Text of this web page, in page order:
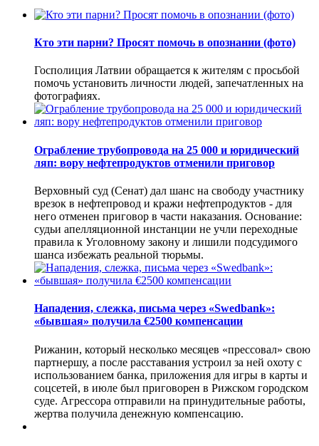
Кто эти парни? Просят помочь в опознании (фото)
Госполиция Латвии обращается к жителям с просьбой
помочь установить личности людей, запечатленных на
фотографиях.
Ограбление трубопровода на 25 000 и юридический
ляп: вору нефтепродуктов отменили приговор
Верховный суд (Сенат) дал шанс на свободу участнику
врезок в нефтепровод и кражи нефтепродуктов - для
него отменен приговор в части наказания. Основание:
судьи апелляционной инстанции не учли переходные
правила к Уголовному закону и лишили подсудимого
шанса избежать реальной тюрьмы.
Нападения, слежка, письма через «Swedbank»:
«бывшая» получила €2500 компенсации
Рижанин, который несколько месяцев «прессовал» свою
партнершу, а после расставания устроил за ней охоту с
использованием банка, приложения для игры в карты и
соцсетей, в июле был приговорен в Рижском городском
суде. Агрессора отправили на принудительные работы,
жертва получила денежную компенсацию.